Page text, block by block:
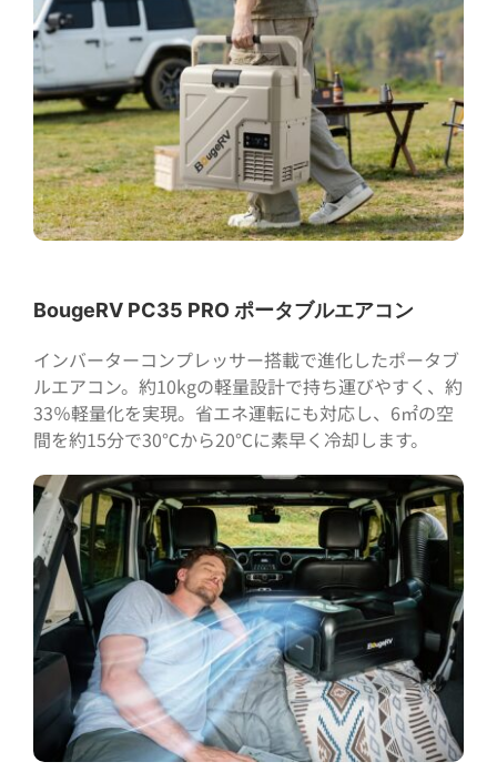
BougeRV PC35 PRO ポータブルエアコン
インバーターコンプレッサー搭載で進化したポータブ
ルエアコン。約10kgの軽量設計で持ち運びやすく、約
33％軽量化を実現。省エネ運転にも対応し、6㎡の空
間を約15分で30℃から20℃に素早く冷却します。